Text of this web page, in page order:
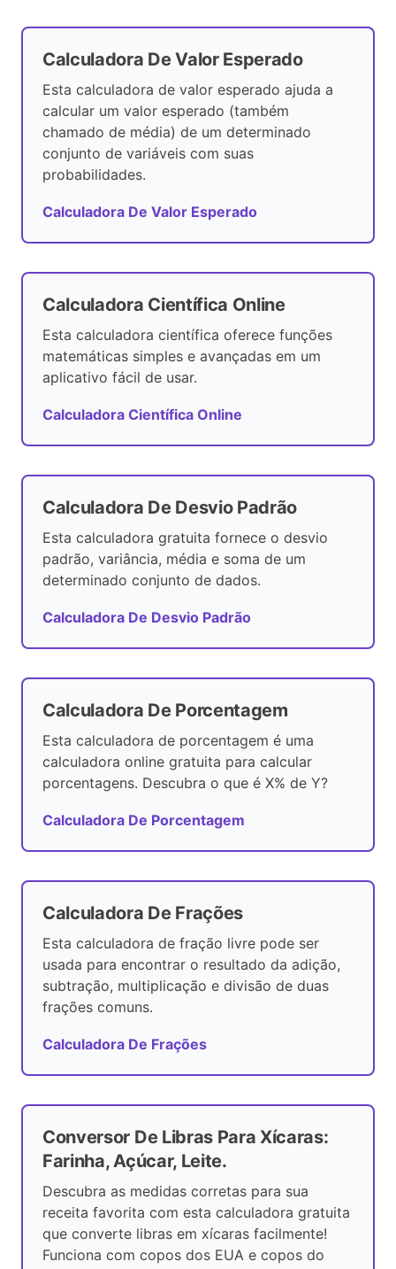
Calculadora De Valor Esperado
Esta calculadora de valor esperado ajuda a
calcular um valor esperado (também
chamado de média) de um determinado
conjunto de variáveis ​​com suas
probabilidades.
Calculadora De Valor Esperado
Calculadora Científica Online
Esta calculadora científica oferece funções
matemáticas simples e avançadas em um
aplicativo fácil de usar.
Calculadora Científica Online
Calculadora De Desvio Padrão
Esta calculadora gratuita fornece o desvio
padrão, variância, média e soma de um
determinado conjunto de dados.
Calculadora De Desvio Padrão
Calculadora De Porcentagem
Esta calculadora de porcentagem é uma
calculadora online gratuita para calcular
porcentagens. Descubra o que é X% de Y?
Calculadora De Porcentagem
Calculadora De Frações
Esta calculadora de fração livre pode ser
usada para encontrar o resultado da adição,
subtração, multiplicação e divisão de duas
frações comuns.
Calculadora De Frações
Conversor De Libras Para Xícaras:
Farinha, Açúcar, Leite.
Descubra as medidas corretas para sua
receita favorita com esta calculadora gratuita
que converte libras em xícaras facilmente!
Funciona com copos dos EUA e copos do